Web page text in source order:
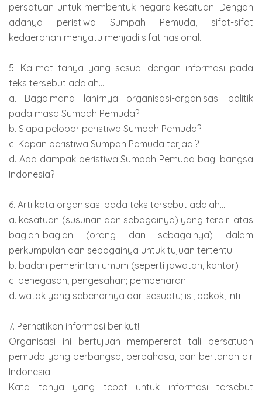
persatuan untuk membentuk negara kesatuan. Dengan
adanya peristiwa Sumpah Pemuda, sifat-sifat
kedaerahan menyatu menjadi sifat nasional.
5. Kalimat tanya yang sesuai dengan informasi pada
teks tersebut adalah...
a. Bagaimana lahirnya organisasi-organisasi politik
pada masa Sumpah Pemuda?
b. Siapa pelopor peristiwa Sumpah Pemuda?
c. Kapan peristiwa Sumpah Pemuda terjadi?
d. Apa dampak peristiwa Sumpah Pemuda bagi bangsa
Indonesia?
6. Arti kata organisasi pada teks tersebut adalah...
a. kesatuan (susunan dan sebagainya) yang terdiri atas
bagian-bagian (orang dan sebagainya) dalam
perkumpulan dan sebagainya untuk tujuan tertentu
b. badan pemerintah umum (seperti jawatan, kantor)
c. penegasan; pengesahan; pembenaran
d. watak yang sebenarnya dari sesuatu; isi; pokok; inti
7. Perhatikan informasi berikut!
Organisasi ini bertujuan mempererat tali persatuan
pemuda yang berbangsa, berbahasa, dan bertanah air
Indonesia.
Kata tanya yang tepat untuk informasi tersebut